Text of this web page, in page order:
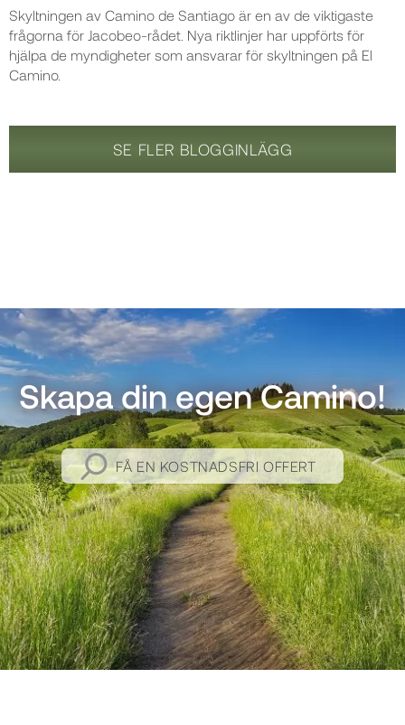
Skyltningen av Camino de Santiago är en av de viktigaste
frågorna för Jacobeo-rådet. Nya riktlinjer har uppförts för
hjälpa de myndigheter som ansvarar för skyltningen på El
Camino.
SE FLER BLOGGINLÄGG
Skapa din egen Camino!
FÅ EN KOSTNADSFRI OFFERT